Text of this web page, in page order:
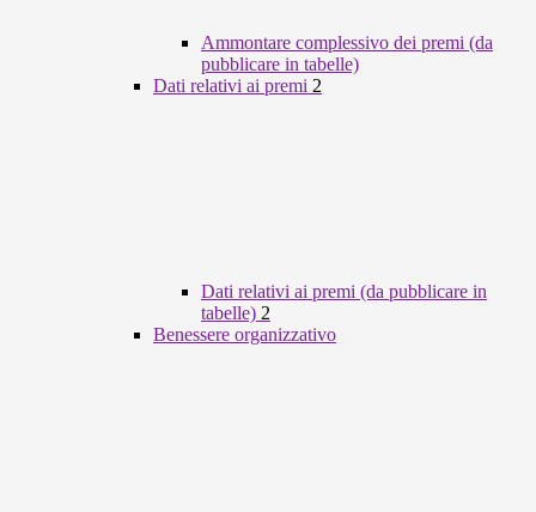
Ammontare complessivo dei premi (da
pubblicare in tabelle)
Dati relativi ai premi 2
Dati relativi ai premi (da pubblicare in
tabelle) 2
Benessere organizzativo